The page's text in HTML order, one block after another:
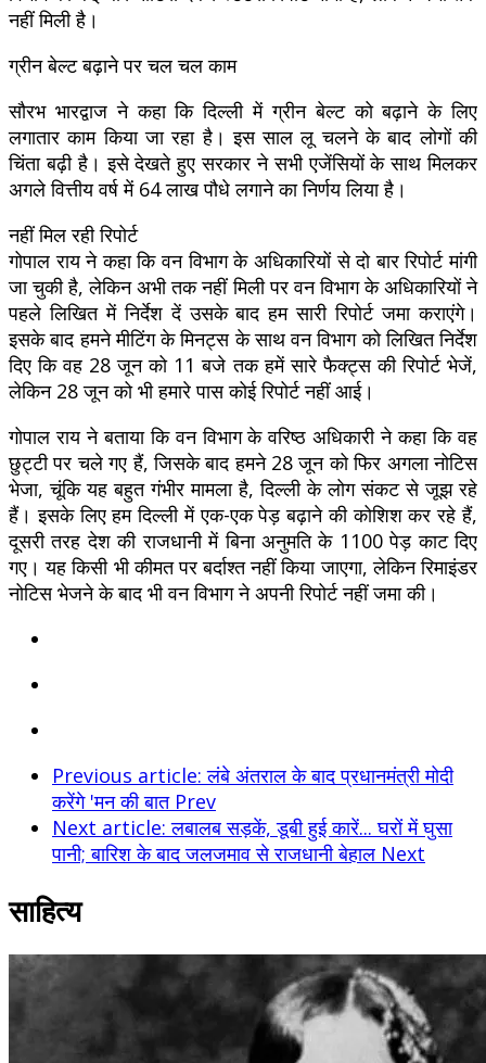
नहीं मिली है।
ग्रीन बेल्ट बढ़ाने पर चल चल काम
सौरभ भारद्वाज ने कहा कि दिल्ली में ग्रीन बेल्ट को बढ़ाने के लिए
लगातार काम किया जा रहा है। इस साल लू चलने के बाद लोगों की
चिंता बढ़ी है। इसे देखते हुए सरकार ने सभी एजेंसियों के साथ मिलकर
अगले वित्तीय वर्ष में 64 लाख पौधे लगाने का निर्णय लिया है।
नहीं मिल रही रिपोर्ट
गोपाल राय ने कहा कि वन विभाग के अधिकारियों से दो बार रिपोर्ट मांगी
जा चुकी है, लेकिन अभी तक नहीं मिली पर वन विभाग के अधिकारियों ने
पहले लिखित में निर्देश दें उसके बाद हम सारी रिपोर्ट जमा कराएंगे।
इसके बाद हमने मीटिंग के मिनट्स के साथ वन विभाग को लिखित निर्देश
दिए कि वह 28 जून को 11 बजे तक हमें सारे फैक्ट्स की रिपोर्ट भेजें,
लेकिन 28 जून को भी हमारे पास कोई रिपोर्ट नहीं आई।
गोपाल राय ने बताया कि वन विभाग के वरिष्ठ अधिकारी ने कहा कि वह
छुट्टी पर चले गए हैं, जिसके बाद हमने 28 जून को फिर अगला नोटिस
भेजा, चूंकि यह बहुत गंभीर मामला है, दिल्ली के लोग संकट से जूझ रहे
हैं। इसके लिए हम दिल्ली में एक-एक पेड़ बढ़ाने की कोशिश कर रहे हैं,
दूसरी तरह देश की राजधानी में बिना अनुमति के 1100 पेड़ काट दिए
गए। यह किसी भी कीमत पर बर्दाश्त नहीं किया जाएगा, लेकिन रिमाइंडर
नोटिस भेजने के बाद भी वन विभाग ने अपनी रिपोर्ट नहीं जमा की।
Previous article: लंबे अंतराल के बाद प्रधानमंत्री मोदी
करेंगे 'मन की बात Prev
Next article: लबालब सड़कें, डूबी हुई कारें... घरों में घुसा
पानी; बारिश के बाद जलजमाव से राजधानी बेहाल Next
साहित्य